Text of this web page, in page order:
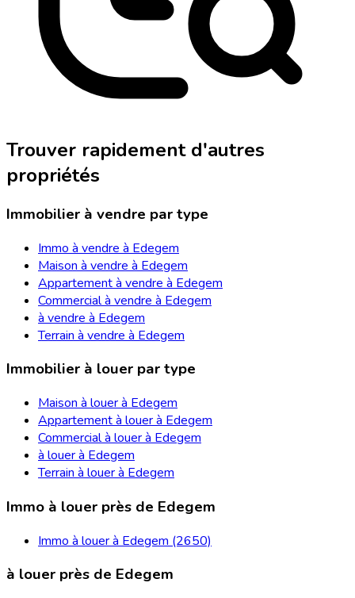
Trouver rapidement d'autres
propriétés
Immobilier à vendre par type
Immo à vendre à Edegem
Maison à vendre à Edegem
Appartement à vendre à Edegem
Commercial à vendre à Edegem
à vendre à Edegem
Terrain à vendre à Edegem
Immobilier à louer par type
Maison à louer à Edegem
Appartement à louer à Edegem
Commercial à louer à Edegem
à louer à Edegem
Terrain à louer à Edegem
Immo à louer près de Edegem
Immo à louer à Edegem (2650)
à louer près de Edegem